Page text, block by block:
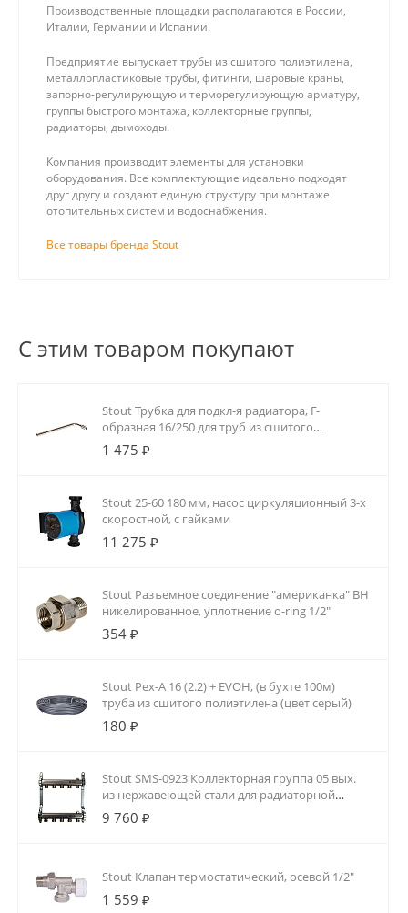
Производственные площадки располагаются в России,
Италии, Германии и Испании.
Предприятие выпускает трубы из сшитого полиэтилена,
металлопластиковые трубы, фитинги, шаровые краны,
запорно-регулирующую и терморегулирующую арматуру,
группы быстрого монтажа, коллекторные группы,
радиаторы, дымоходы.
Компания производит элементы для установки
оборудования. Все комплектующие идеально подходят
друг другу и создают единую структуру при монтаже
отопительных систем и водоснабжения.
Все товары бренда Stout
С этим товаром покупают
Stout Трубка для подкл-я радиатора, Г-
образная 16/250 для труб из сшитого
полиэтилена аксиальный
1 475 ₽
Stout 25-60 180 мм, насос циркуляционный 3-х
скоростной, с гайками
11 275 ₽
Stout Разъемное соединение "американка" ВН
никелированное, уплотнение o-ring 1/2"
354 ₽
Stout Pex-A 16 (2.2) + EVOH, (в бухте 100м)
труба из сшитого полиэтилена (цвет серый)
180 ₽
Stout SMS-0923 Коллекторная группа 05 вых.
из нержавеющей стали для радиаторной
разводки
9 760 ₽
Stout Клапан термостатический, осевой 1/2"
1 559 ₽